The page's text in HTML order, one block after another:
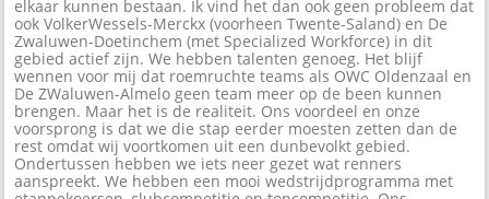
elkaar kunnen bestaan. Ik vind het dan ook geen probleem dat
ook VolkerWessels-Merckx (voorheen Twente-Saland) en De
Zwaluwen-Doetinchem (met Specialized Workforce) in dit
gebied actief zijn. We hebben talenten genoeg. Het blijf
wennen voor mij dat roemruchte teams als OWC Oldenzaal en
De ZWaluwen-Almelo geen team meer op de been kunnen
brengen. Maar het is de realiteit. Ons voordeel en onze
voorsprong is dat we die stap eerder moesten zetten dan de
rest omdat wij voortkomen uit een dunbevolkt gebied.
Ondertussen hebben we iets neer gezet wat renners
aanspreekt. We hebben een mooi wedstrijdprogramma met